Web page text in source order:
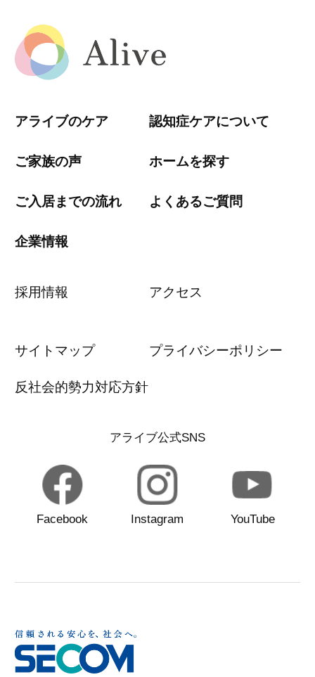
アライブのケア 認知症ケアについて
ご家族の声 ホームを探す
ご入居までの流れ よくあるご質問
企業情報
採用情報 アクセス
サイトマップ プライバシーポリシー
反社会的勢力対応方針
アライブ公式SNS
Facebook Instagram YouTube